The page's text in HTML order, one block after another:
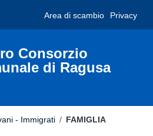
Area di scambio Privacy
Consorzio
di Ragusa
- Immigrati / FAMIGLIA